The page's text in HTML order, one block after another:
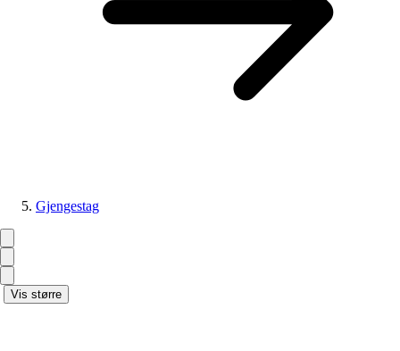
Gjengestag
Vis større